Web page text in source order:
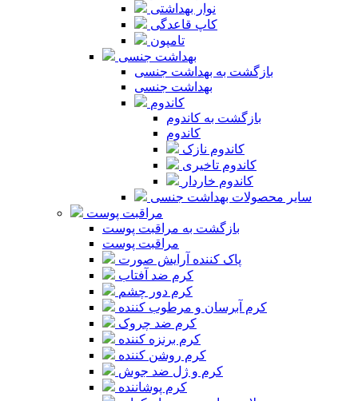
نوار بهداشتی
کاپ قاعدگی
تامپون
بهداشت جنسی
بازگشت به بهداشت جنسی
بهداشت جنسی
کاندوم
بازگشت به کاندوم
کاندوم
کاندوم نازک
کاندوم تاخیری
کاندوم خاردار
سایر محصولات بهداشت جنسی
مراقبت پوست
بازگشت به مراقبت پوست
مراقبت پوست
پاک کننده آرایش صورت
کرم ضد آفتاب
کرم دور چشم
کرم آبرسان و مرطوب کننده
کرم ضد چروک
کرم برنزه کننده
کرم روشن کننده
کرم و ژل ضد جوش
کرم پوشاننده